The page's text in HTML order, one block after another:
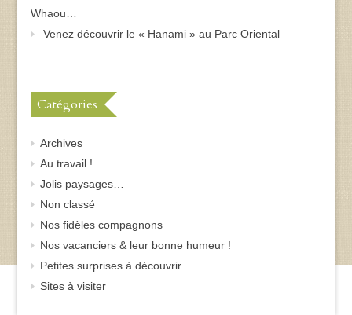
Whaou…
Venez découvrir le « Hanami » au Parc Oriental
Catégories
Archives
Au travail !
Jolis paysages…
Non classé
Nos fidèles compagnons
Nos vacanciers & leur bonne humeur !
Petites surprises à découvrir
Sites à visiter